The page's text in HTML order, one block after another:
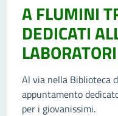
A FLUMINI
DEDICATI
Al via nella Biblioteca
appuntamento
per i giovanissimi.